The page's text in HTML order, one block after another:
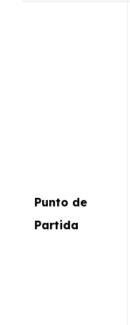
Punto de
Partida